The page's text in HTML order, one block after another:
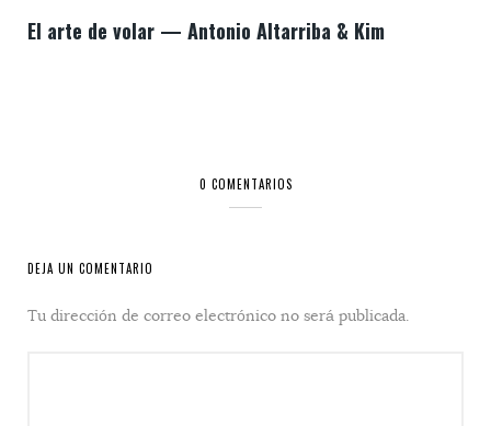
El arte de volar — Antonio Altarriba & Kim
0 COMENTARIOS
DEJA UN COMENTARIO
Tu dirección de correo electrónico no será publicada.